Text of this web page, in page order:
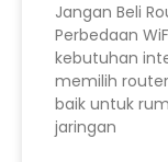
Jangan Beli
Perbedaan
kebutuhan
memilih
baik untuk
jaringan